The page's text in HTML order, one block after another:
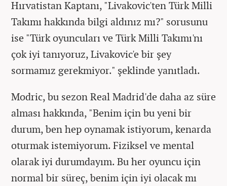
Hırvatistan Kaptanı, "Livakovic'ten Türk Milli
Takımı hakkında bilgi aldınız mı?" sorusunu
ise "Türk oyuncuları ve Türk Milli Takımı'nı
çok iyi tanıyoruz, Livakovic'e bir şey
sormamız gerekmiyor." şeklinde yanıtladı.
Modric, bu sezon Real Madrid'de daha az süre
alması hakkında, "Benim için bu yeni bir
durum, ben hep oynamak istiyorum, kenarda
oturmak istemiyorum. Fiziksel ve mental
olarak iyi durumdayım. Bu her oyuncu için
normal bir süreç, benim için iyi olacak mı